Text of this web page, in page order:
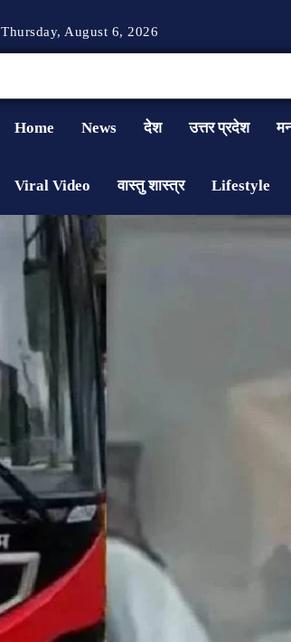
Thursday, August 6, 2026
Home News देश उत्तर प्रदेश
Viral Video वास्तु शास्त्र Lifestyle